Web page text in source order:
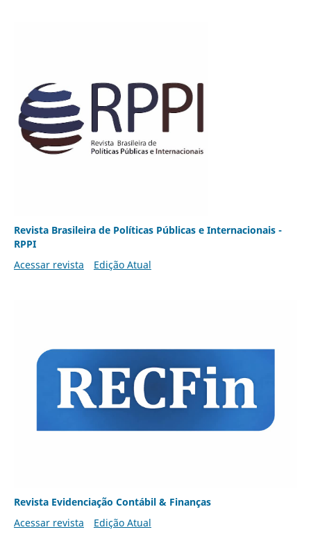
Revista Brasileira de Políticas Públicas e Internacionais -
RPPI
Acessar revista
Edição Atual
Revista Evidenciação Contábil & Finanças
Acessar revista
Edição Atual